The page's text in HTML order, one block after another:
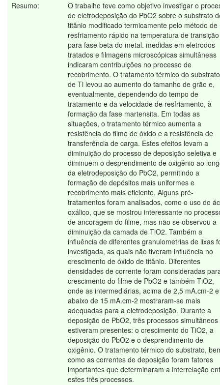
Resumo:
O trabalho teve como objetivo investigar o
de eletrodeposição do PbO2 sobre o substrato
titânio modificado termicamente pelo método de
resfriamento rápido na temperatura de transição
para fase beta do metal. medidas em eletrodos
tratados e filmagens microscópicas simultâneas
indicaram contribuições no processo de
recobrimento. O tratamento térmico do substrato
de Ti levou ao aumento do tamanho de grão e,
eventualmente, dependendo do tempo de
tratamento e da velocidade de resfriamento, à
formação da fase martensita. Em todas as
situações, o tratamento térmico aumenta a
resistência do filme de óxido e a resistência de
transferência de carga. Estes efeitos levam a
diminuição do processo de deposição seletiva e
diminuem o desprendimento de oxigênio ao
da eletrodeposição do PbO2, permitindo a
formação de depósitos mais uniformes e
recobrimento mais eficiente. Alguns pré-
tratamentos foram analisados, como o uso do
oxálico, que se mostrou interessante no
de ancoragem do filme, mas não se observou a
diminuição da camada de TiO2. Também a
influência de diferentes granulometrias de lixas
investigada, as quais não tiveram influência no
crescimento de óxido de titânio. Diferentes
densidades de corrente foram consideradas
crescimento do filme de PbO2 e também TiO2,
onde as intermediárias, acima de 2,5 mA.cm-2 e
abaixo de 15 mA.cm-2 mostraram-se mais
adequadas para a eletrodeposição. Durante a
deposição de PbO2, três processos simultâneos
estiveram presentes: o crescimento do TiO2, a
deposição do PbO2 e o desprendimento de
oxigênio. O tratamento térmico do substrato,
como as correntes de deposição foram fatores
importantes que determinaram a interrelação
estes três processos.